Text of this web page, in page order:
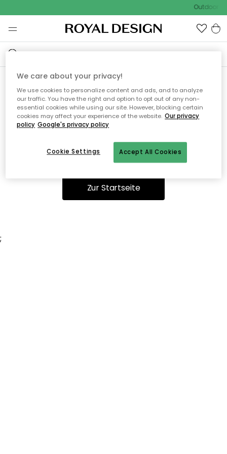
Outdoor
Ooops, die Seite wurde nicht
gefunden.
Sie können auf unserer Startseiteweiter navigieren.
Zur Startseite
;
We care about your privacy!
We use cookies to personalize content and ads, and to analyze
our traffic. You have the right and option to opt out of any non-
essential cookies while using our site. However, blocking certain
cookies may affect your experience of the website. Our privacy
policy Google's privacy policy
Accept All Cookies
Cookie Settings